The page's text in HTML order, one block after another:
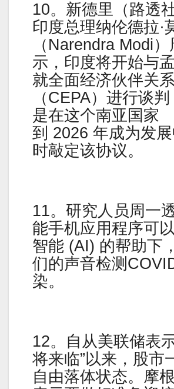
10。新德里（路
印度总理纳伦德拉·
（Narendra Modi
示，印度将开始与
就全面经济伙伴关
（CEPA）进行谈
是在这个南亚国家
到 2026 年成为发
时敲定该协议。
11。研究人员周一
能手机应用程序可
智能 (AI) 的帮助下
们的声音检测
染。
12。自从美联储表
将来临”以来，股市
自由落体状态。摩